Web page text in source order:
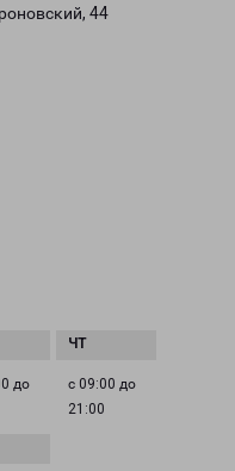
44
до
с 09:00 до
21:00